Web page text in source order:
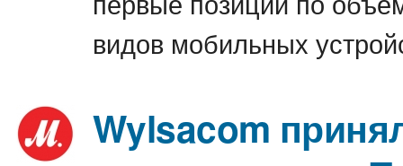
видов мобильных
Wylsacom